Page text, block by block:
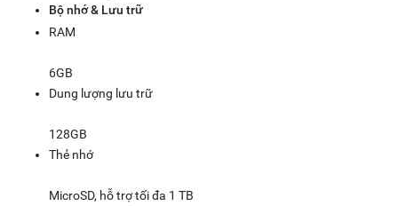
Bộ nhớ & Lưu trữ
RAM
6GB
Dung lượng lưu trữ
128GB
Thẻ nhớ
MicroSD, hỗ trợ tối đa 1 TB